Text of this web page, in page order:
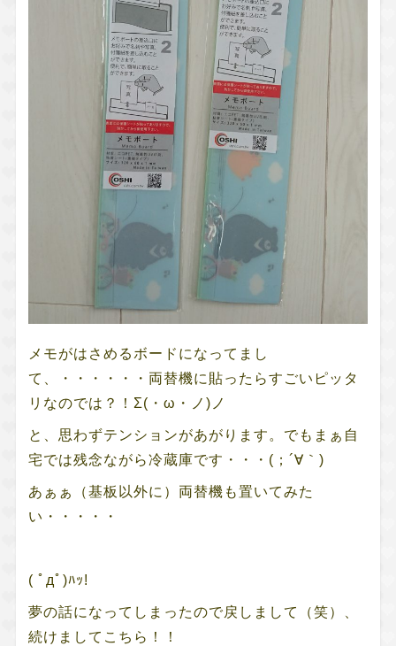
メモがはさめるボードになってまし
て、・・・・・・両替機に貼ったらすごいピッタ
リなのでは？！Σ(・ω・ノ)ノ
と、思わずテンションがあがります。でもまぁ自
宅では残念ながら冷蔵庫です・・・(；´∀｀)
あぁぁ（基板以外に）両替機も置いてみた
い・・・・・
( ﾟдﾟ)ﾊｯ!
夢の話になってしまったので戻しまして（笑）、
続けましてこちら！！